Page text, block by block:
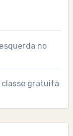
no
classe gratuita